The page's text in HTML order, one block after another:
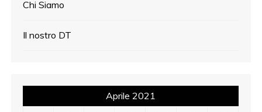
Chi Siamo
Il nostro DT
Aprile 2021